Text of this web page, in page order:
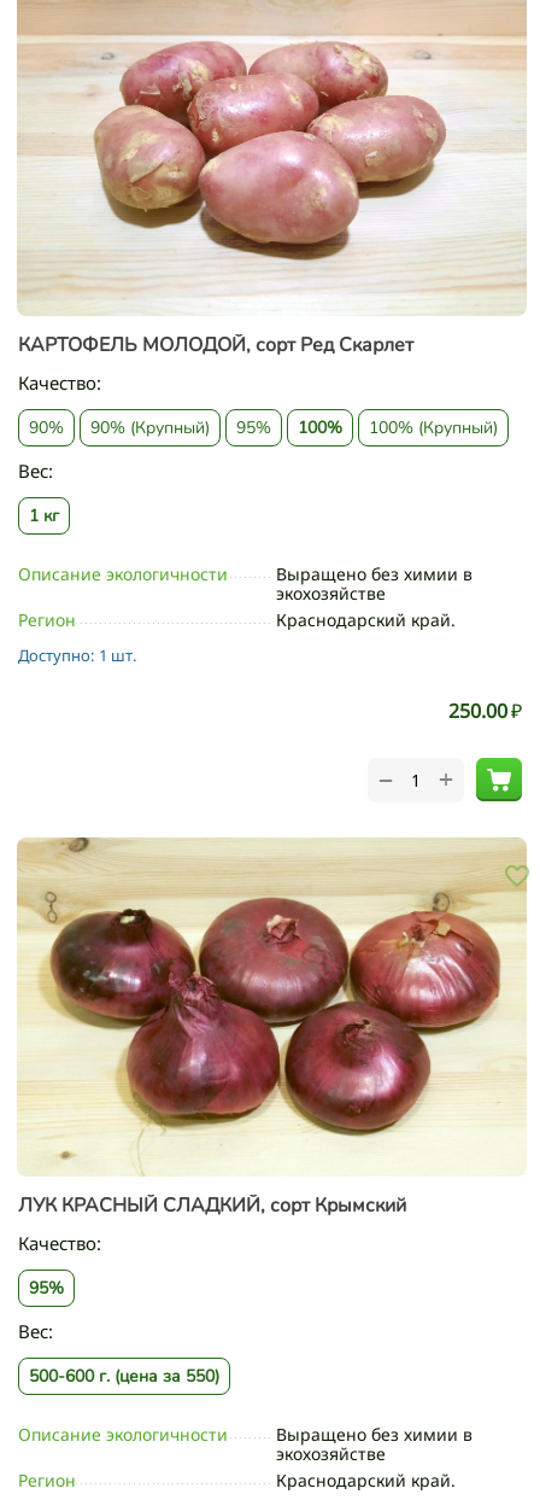
КАРТОФЕЛЬ МОЛОДОЙ, сорт Ред Скарлет
Качество:
90% 90% (Крупный) 95% 100% 100% (Крупный)
Вес:
1 кг
Описание экологичности
Выращено без химии в
экохозяйстве
Регион
Краснодарский край.
Доступно: 1 шт.
250.00₽
+
−
ЛУК КРАСНЫЙ СЛАДКИЙ, сорт Крымский
Качество:
95%
Вес:
500-600 г. (цена за 550)
Описание экологичности
Выращено без химии в
экохозяйстве
Регион
Краснодарский край.